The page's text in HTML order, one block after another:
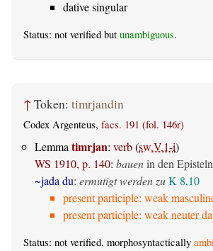
dative singular
Status: not verified but unambiguous.
↑ Token: timrjandin
Codex Argenteus, facs. 191 (fol. 146r)
Lemma timrjan: verb(sw.V.1-i)
WS 1910, p. 140: bauenin den
~jada du: ermutigt werden zuK 8,10
present participle: weak
present participle: weak neuter
Status: not verified, morphosyntactically